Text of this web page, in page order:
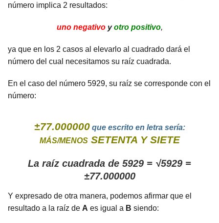
número implica 2 resultados:
uno negativoyotro positivo,
ya que en los 2 casos al elevarlo al cuadrado dará el
número del cual necesitamos su raíz cuadrada.
En el caso del número 5929, su raíz se corresponde con el
número:
±77.000000que escrito en letra sería:
MÁS/MENOS SETENTA Y SIETE
La raíz cuadrada de 5929 = √5929 =
±77.000000
Y expresado de otra manera, podemos afirmar que el
resultado a la raíz de A es igual a B siendo: